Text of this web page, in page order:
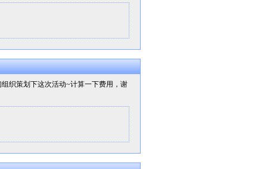
织策划下这次活动~计算一下费用，谢